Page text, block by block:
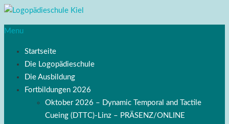
Menu
Startseite
Die Logopädieschule
Die Ausbildung
Fortbildungen 2026
Oktober 2026 – Dynamic Temporal and Tactile
Cueing (DTTC)-Linz – PRÄSENZ/ONLINE